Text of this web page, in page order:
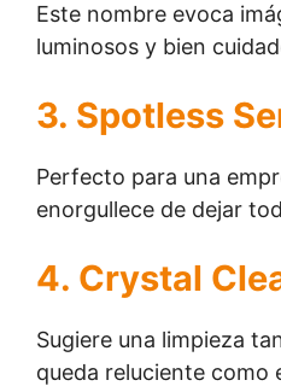
Este nombre evoca
luminosos y bien
3. Spotless
Perfecto para una
enorgullece de dejar
4. Crystal
Sugiere una limpieza
queda reluciente como